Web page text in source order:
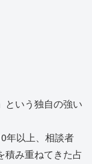
という独自の強い
年以上、相談者
積み重ねてきた占